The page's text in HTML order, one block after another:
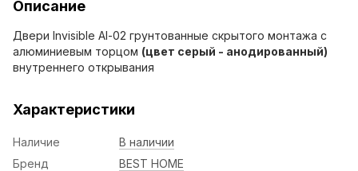
Описание
Двери Invisible Al-02 грунтованные скрытого монтажа c
алюминиевым торцом (цвет серый - анодированный)
внутреннего открывания
Характеристики
Наличие
В наличии
Бренд
BEST HOME